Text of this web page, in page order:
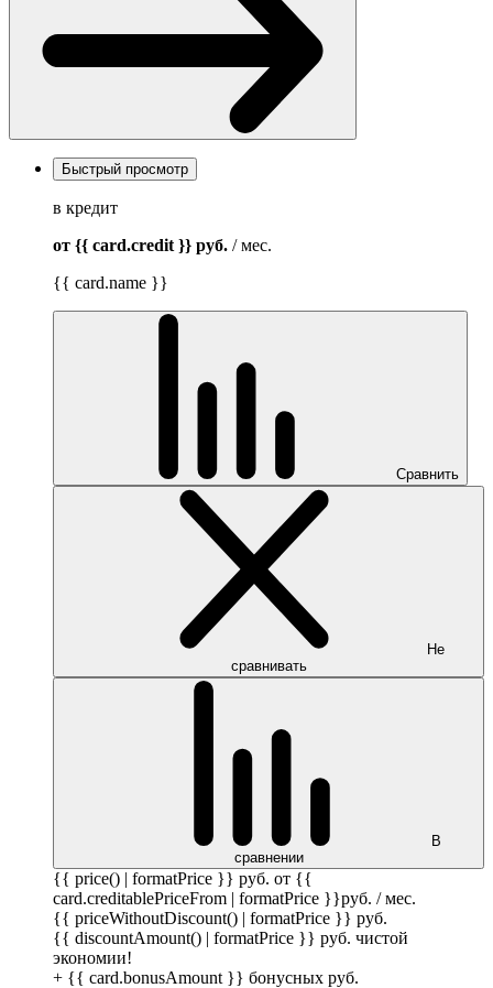
Быстрый просмотр
в кредит
от {{ card.credit }} руб. / мес.
{{ card.name }}
Сравнить
Не
сравнивать
В
сравнении
{{ price() | formatPrice }} руб. от {{
card.creditablePriceFrom | formatPrice }}руб. / мес.
{{ priceWithoutDiscount() | formatPrice }} руб.
{{ discountAmount() | formatPrice }} руб. чистой
экономии!
+ {{ card.bonusAmount }} бонусных руб.